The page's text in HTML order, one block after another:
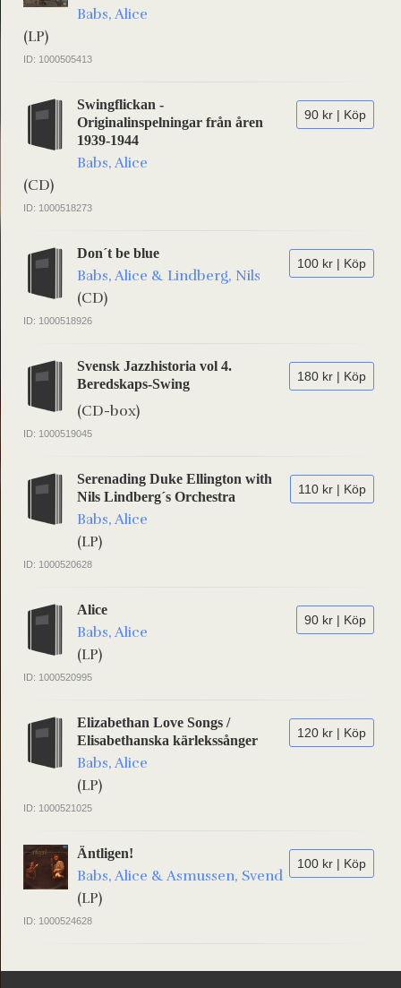
Babs, Alice
(LP)
ID: 1000505413
90 kr | Köp
Swingflickan -
Originalinspelningar från åren
1939-1944
Babs, Alice
(CD)
ID: 1000518273
100 kr | Köp
Don´t be blue
Babs, Alice & Lindberg, Nils
(CD)
ID: 1000518926
180 kr | Köp
Svensk Jazzhistoria vol 4.
Beredskaps-Swing
(CD-box)
ID: 1000519045
110 kr | Köp
Serenading Duke Ellington with
Nils Lindberg´s Orchestra
Babs, Alice
(LP)
ID: 1000520628
90 kr | Köp
Alice
Babs, Alice
(LP)
ID: 1000520995
120 kr | Köp
Elizabethan Love Songs /
Elisabethanska kärlekssånger
Babs, Alice
(LP)
ID: 1000521025
100 kr | Köp
Äntligen!
Babs, Alice & Asmussen, Svend
(LP)
ID: 1000524628